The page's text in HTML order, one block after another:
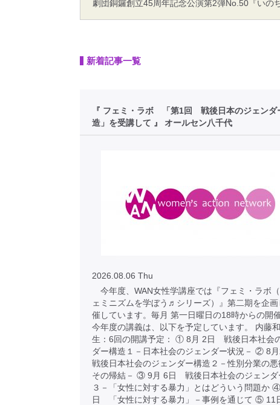
劇団銅鑼創立45周年記念公演第2弾No.50『いの
新着記事一覧
『 フェミ・ラボ 「第1回 戦後日本のジェンダ
造」を受講して 』 オールセン八千代
2026.08.06 Thu
今年度、WAN女性学講座では『フェミ・ラボ（
ェミニズムを学ぼう♬シリーズ）』第二期を企画
催しています。毎月 第一日曜日の18時からの開催
今年度の講義は、以下を予定しています。 内藤
生：6回の開講予定： ① 8月 2日 戦後日本社会
ダー構造１－日本社会のジェンダー状況－ ② 8
戦後日本社会のジェンダー構造２－性別分業の悪
その帰結－ ③ 9月 6日 戦後日本社会のジェンダ
３－「女性に対する暴力」とはどういう問題か
日 「女性に対する暴力」－事例を通じて ⑤ 11